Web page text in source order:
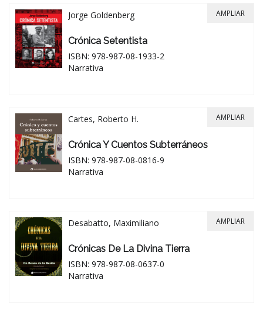
Jorge Goldenberg
Crónica Setentista
ISBN: 978-987-08-1933-2
Narrativa
AMPLIAR
Cartes, Roberto H.
Crónica Y Cuentos Subterráneos
ISBN: 978-987-08-0816-9
Narrativa
AMPLIAR
Desabatto, Maximiliano
Crónicas De La Divina Tierra
ISBN: 978-987-08-0637-0
Narrativa
AMPLIAR